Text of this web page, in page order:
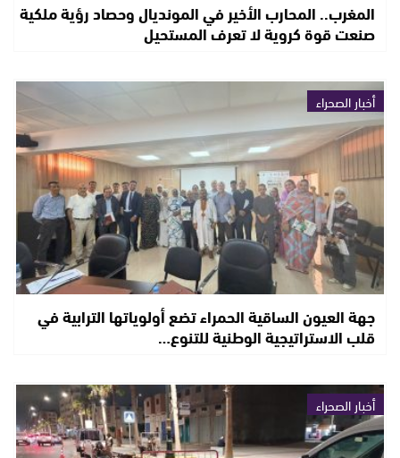
المغرب.. المحارب الأخير في المونديال وحصاد رؤية ملكية
صنعت قوة كروية لا تعرف المستحيل
أخبار الصحراء
جهة العيون الساقية الحمراء تضع أولوياتها الترابية في
قلب الاستراتيجية الوطنية للتنوع…
أخبار الصحراء